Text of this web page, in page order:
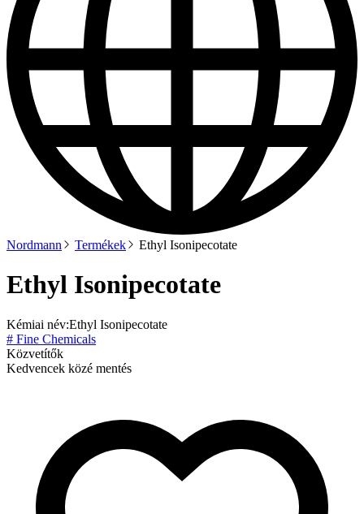
Nordmann Termékek Ethyl Isonipecotate
Ethyl Isonipecotate
Kémiai név:Ethyl Isonipecotate
# Fine Chemicals
Közvetítők
Kedvencek közé mentés